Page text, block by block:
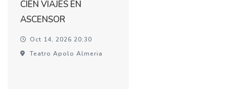
CIEN VIAJES EN
ASCENSOR
Oct 14, 2026 20:30
Teatro Apolo Almeria